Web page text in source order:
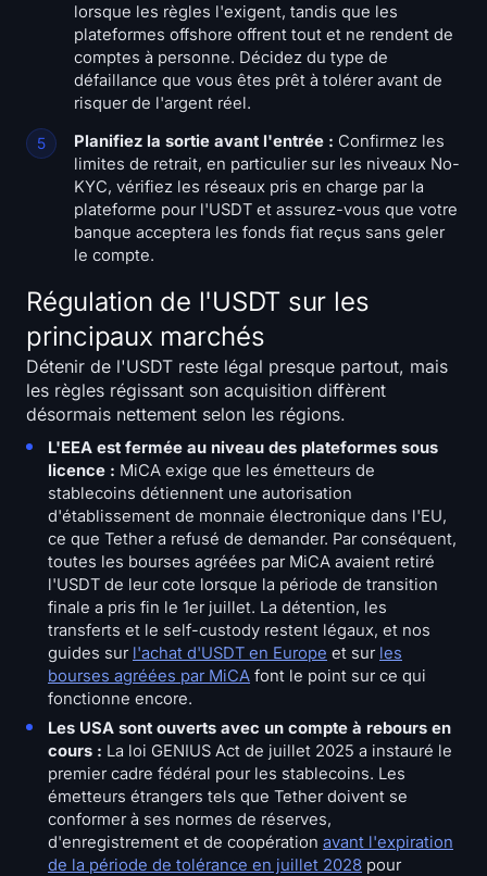
lorsque les règles l'exigent, tandis que les
plateformes offshore offrent tout et ne rendent de
comptes à personne. Décidez du type de
défaillance que vous êtes prêt à tolérer avant de
risquer de l'argent réel.
Planifiez la sortie avant l'entrée : Confirmez les
limites de retrait, en particulier sur les niveaux No-
KYC, vérifiez les réseaux pris en charge par la
plateforme pour l'USDT et assurez-vous que votre
banque acceptera les fonds fiat reçus sans geler
le compte.
Régulation de l'USDT sur les
principaux marchés
Détenir de l'USDT reste légal presque partout, mais
les règles régissant son acquisition diffèrent
désormais nettement selon les régions.
L'EEA est fermée au niveau des plateformes sous
licence : MiCA exige que les émetteurs de
stablecoins détiennent une autorisation
d'établissement de monnaie électronique dans l'EU,
ce que Tether a refusé de demander. Par conséquent,
toutes les bourses agréées par MiCA avaient retiré
l'USDT de leur cote lorsque la période de transition
finale a pris fin le 1er juillet. La détention, les
transferts et le self-custody restent légaux, et nos
guides sur l'achat d'USDT en Europe et sur les
bourses agréées par MiCA font le point sur ce qui
fonctionne encore.
Les USA sont ouverts avec un compte à rebours en
cours : La loi GENIUS Act de juillet 2025 a instauré le
premier cadre fédéral pour les stablecoins. Les
émetteurs étrangers tels que Tether doivent se
conformer à ses normes de réserves,
d'enregistrement et de coopération avant l'expiration
de la période de tolérance en juillet 2028 pour